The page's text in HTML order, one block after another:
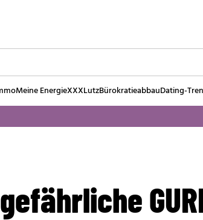
Meine EnergieXXXLutzBürokratieabbauDating-